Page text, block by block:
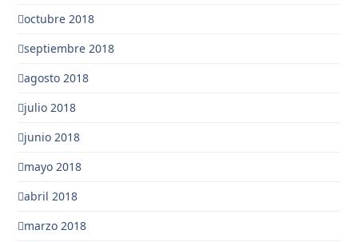
octubre 2018
septiembre 2018
agosto 2018
julio 2018
junio 2018
mayo 2018
abril 2018
marzo 2018